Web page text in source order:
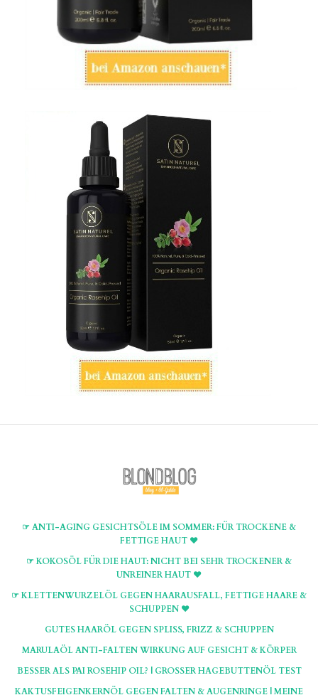
☞ ANTI-AGING GESICHTSÖLE IM SOMMER: FÜR TROCKENE &
FETTIGE HAUT ♥
☞ KOKOSÖL FÜR DIE HAUT: NICHT BEI SEHR TROCKENER &
UNREINER HAUT ♥
☞ KLETTENWURZELÖL GEGEN HAARAUSFALL, FETTIGE HAARE &
SCHUPPEN ♥
GUTES HAARÖL GEGEN SPLISS, FRIZZ & SCHUPPEN
MARULAÖL ANTI-FALTEN WIRKUNG AUF GESICHT & KÖRPER
BESSER ALS PAI ROSEHIP OIL? | GROSSER HAGEBUTTENÖL TEST
KAKTUSFEIGENKERNÖL GEGEN FALTEN & AUGENRINGE | MEINE